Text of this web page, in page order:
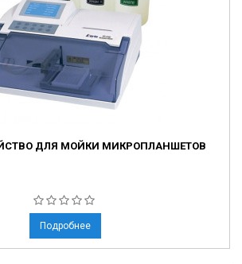
ДЛЯ МОЙКИ МИКРОПЛАНШЕТОВ
Подробнее